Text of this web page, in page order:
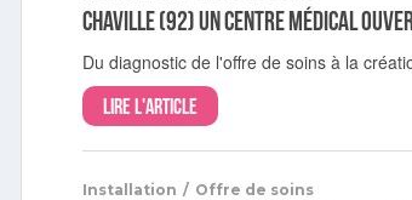
Chaville (92) Un centre médical
Du diagnostic de l'offre de soins à la
Lire l'article
Installation / Offre de soins